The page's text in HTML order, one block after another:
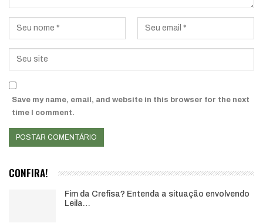
Save my name, email, and website in this browser for the next
time I comment.
CONFIRA!
Fim da Crefisa? Entenda a situação envolvendo
Leila…